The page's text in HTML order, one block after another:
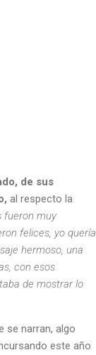
de sus
al respecto la
fueron muy
felices, yo quería
hermoso, una
con esos
de mostrar lo
se narran, algo
este año